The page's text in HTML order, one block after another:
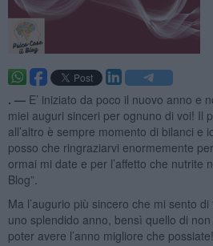
. — E’ iniziato da poco il nuovo anno e
miei auguri sinceri per ognuno di voi! Il
all’altro è sempre momento di bilanci e
posso che ringraziarvi enormemente
ormai mi date e per l’affetto che nutrite
Blog”.
Ma l’augurio più sincero che mi sento
uno splendido anno, bensì quello di non
poter avere l’anno migliore che possiate!